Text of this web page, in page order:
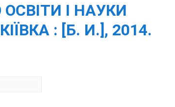
І НАУКИ
: [Б. И.], 2014.